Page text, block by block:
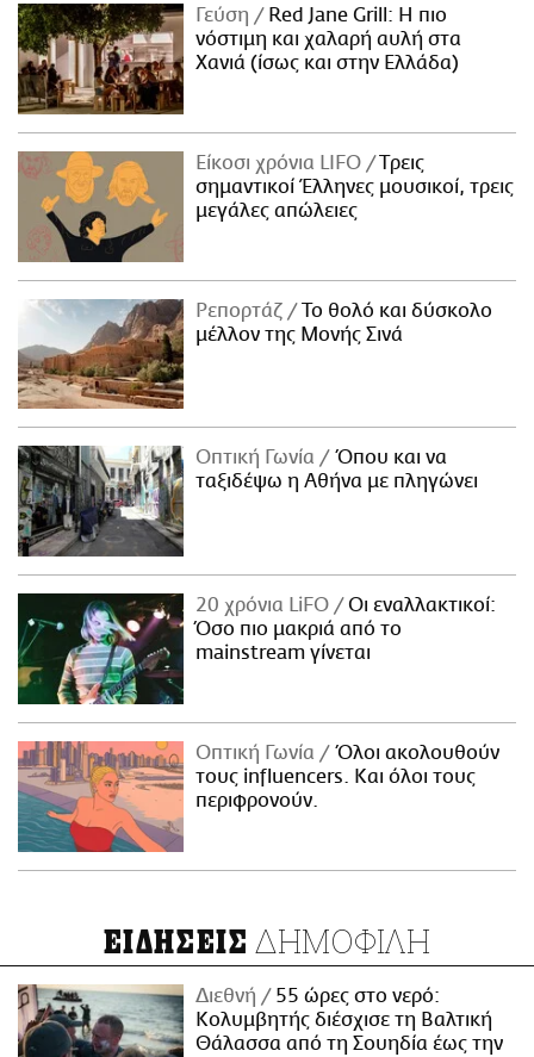
Γεύση
Red Jane Grill: Η πιο
νόστιμη και χαλαρή αυλή στα
Χανιά (ίσως και στην Ελλάδα)
Είκοσι χρόνια LIFO
Tρεις
σημαντικοί Έλληνες μουσικοί, τρεις
μεγάλες απώλειες
Ρεπορτάζ
Το θολό και δύσκολο
μέλλον της Μονής Σινά
Οπτική Γωνία
Όπου και να
ταξιδέψω η Αθήνα με πληγώνει
20 χρόνια LiFO
Οι εναλλακτικοί:
Όσο πιο μακριά από το
mainstream γίνεται
Οπτική Γωνία
Όλοι ακολουθούν
τους influencers. Και όλοι τους
περιφρονούν.
ΕΙΔΗΣΕΙΣ ΔΗΜΟΦΙΛΗ
Διεθνή
55 ώρες στο νερό:
Κολυμβητής διέσχισε τη Βαλτική
Θάλασσα από τη Σουηδία έως την